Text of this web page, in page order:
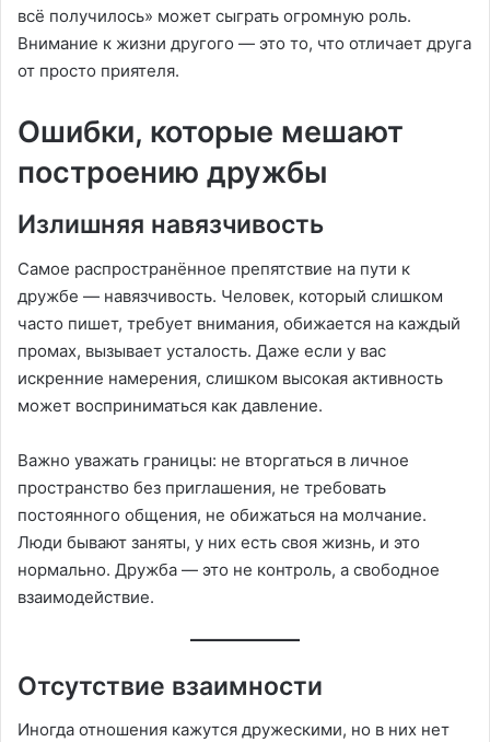
всё получилось» может сыграть огромную роль.
Внимание к жизни другого — это то, что отличает друга
от просто приятеля.
Ошибки, которые мешают
построению дружбы
Излишняя навязчивость
Самое распространённое препятствие на пути к
дружбе — навязчивость. Человек, который слишком
часто пишет, требует внимания, обижается на каждый
промах, вызывает усталость. Даже если у вас
искренние намерения, слишком высокая активность
может восприниматься как давление.
Важно уважать границы: не вторгаться в личное
пространство без приглашения, не требовать
постоянного общения, не обижаться на молчание.
Люди бывают заняты, у них есть своя жизнь, и это
нормально. Дружба — это не контроль, а свободное
взаимодействие.
Отсутствие взаимности
Иногда отношения кажутся дружескими, но в них нет